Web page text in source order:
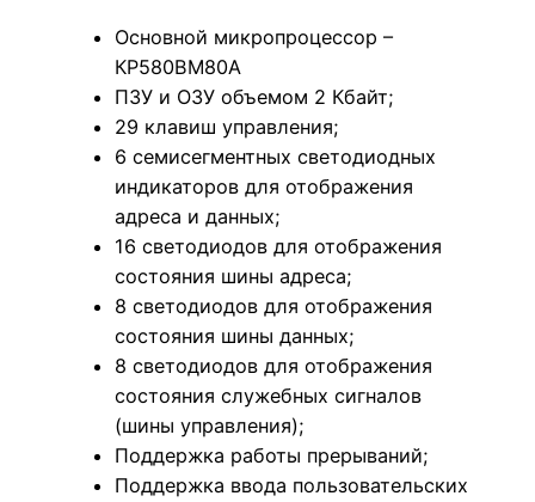
Основной микропроцессор –
КР580ВМ80А
ПЗУ и ОЗУ объемом 2 Кбайт;
29 клавиш управления;
6 семисегментных светодиодных
индикаторов для отображения
адреса и данных;
16 светодиодов для отображения
состояния шины адреса;
8 светодиодов для отображения
состояния шины данных;
8 светодиодов для отображения
состояния служебных сигналов
(шины управления);
Поддержка работы прерываний;
Поддержка ввода пользовательских